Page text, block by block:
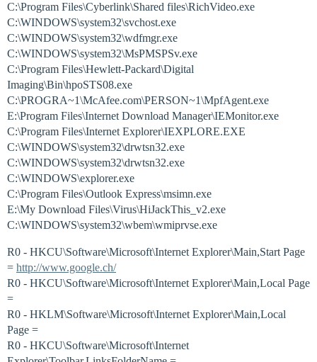
C:\Program Files\Cyberlink\Shared files\RichVideo.exe
C:\WINDOWS\system32\svchost.exe
C:\WINDOWS\system32\wdfmgr.exe
C:\WINDOWS\system32\MsPMSPSv.exe
C:\Program Files\Hewlett-Packard\Digital
Imaging\Bin\hpoSTS08.exe
C:\PROGRA~1\McAfee.com\PERSON~1\MpfAgent.exe
E:\Program Files\Internet Download Manager\IEMonitor.exe
C:\Program Files\Internet Explorer\IEXPLORE.EXE
C:\WINDOWS\system32\drwtsn32.exe
C:\WINDOWS\system32\drwtsn32.exe
C:\WINDOWS\explorer.exe
C:\Program Files\Outlook Express\msimn.exe
E:\My Download Files\Virus\HiJackThis_v2.exe
C:\WINDOWS\system32\wbem\wmiprvse.exe
R0 - HKCU\Software\Microsoft\Internet Explorer\Main,Start Page
= http://www.google.ch/
R0 - HKCU\Software\Microsoft\Internet Explorer\Main,Local Page
=
R0 - HKLM\Software\Microsoft\Internet Explorer\Main,Local
Page =
R0 - HKCU\Software\Microsoft\Internet